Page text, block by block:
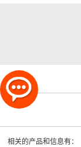
相关的产品和信息有：